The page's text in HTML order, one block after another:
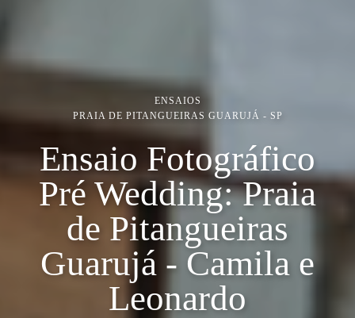
ENSAIOS
PRAIA DE PITANGUEIRAS GUARUJÁ - SP
Ensaio Fotográfico
Pré Wedding: Praia
de Pitangueiras
Guarujá - Camila e
Leonardo